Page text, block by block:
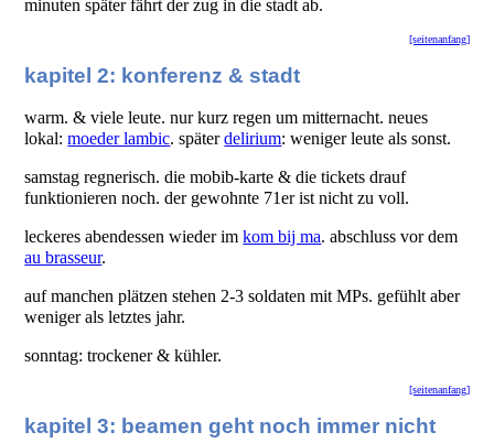
minuten später fährt der zug in die stadt ab.
[seitenanfang]
kapitel 2: konferenz & stadt
warm. & viele leute. nur kurz regen um mitternacht. neues
lokal:moeder lambic. späterdelirium: weniger leute als sonst.
samstag regnerisch. die mobib-karte & die tickets drauf
funktionieren noch. der gewohnte 71er ist nicht zu voll.
leckeres abendessen wieder imkom bij ma. abschluss vor dem
au brasseur.
auf manchen plätzen stehen 2-3 soldaten mit MPs. gefühlt aber
weniger als letztes jahr.
sonntag: trockener & kühler.
[seitenanfang]
kapitel 3: beamen geht noch immer nicht